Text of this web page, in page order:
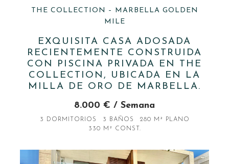
THE COLLECTION – MARBELLA GOLDEN
MILE
EXQUISITA CASA ADOSADA
RECIENTEMENTE CONSTRUIDA
CON PISCINA PRIVADA EN THE
COLLECTION, UBICADA EN LA
MILLA DE ORO DE MARBELLA.
8.000 € / Semana
3 DORMITORIOS 3 BAÑOS
280 M² PLANO
330 M² CONST.